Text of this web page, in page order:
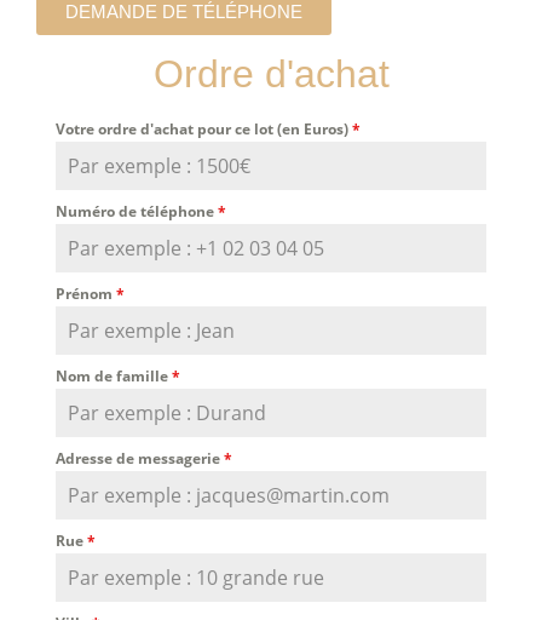
DEMANDE DE TÉLÉPHONE
Ordre d'achat
Votre ordre d'achat pour ce lot (en Euros)*
Numéro de téléphone*
Prénom *
Nom de famille*
Adresse de messagerie*
Rue*